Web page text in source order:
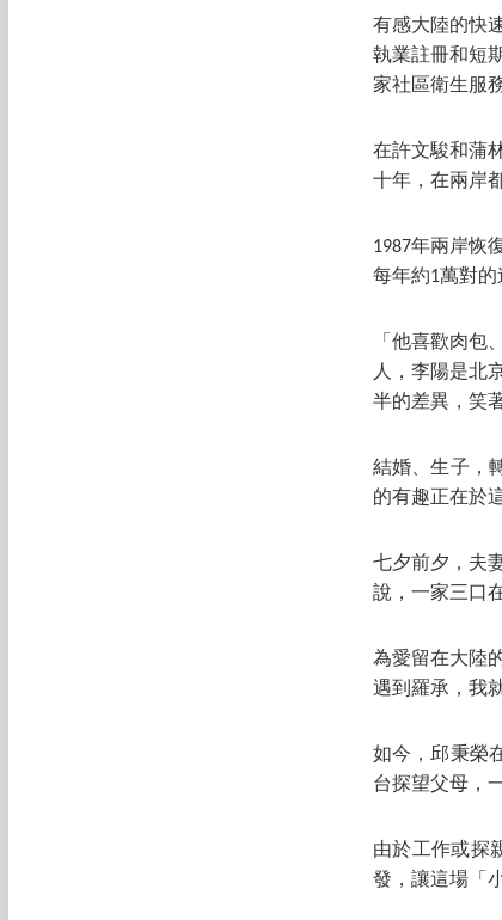
有感大陸的快
執業註冊和短
家社區衛生服
在許文駿和蒲
十年，在兩岸
1987年兩岸恢
每年約1萬對的
「他喜歡肉包
人，李陽是北
半的差異，笑
結婚、生子，
的有趣正在於
七夕前夕，夫
說，一家三口
為愛留在大陸
遇到羅承，我
如今，邱秉榮
台探望父母，
由於工作或探
發，讓這場「